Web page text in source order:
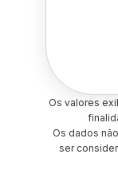
Os valores
Os dados
ser